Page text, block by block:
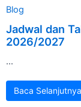
Blog
Jadwal dan
2026/2027
...
Baca Selanjutnya